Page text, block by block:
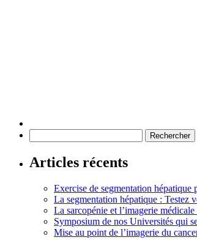
Articles récents
Exercise de segmentation hépatique
La segmentation hépatique : Testez
La sarcopénie et l’imagerie
Symposium de nos Universités qui
Mise au point de l’imagerie du